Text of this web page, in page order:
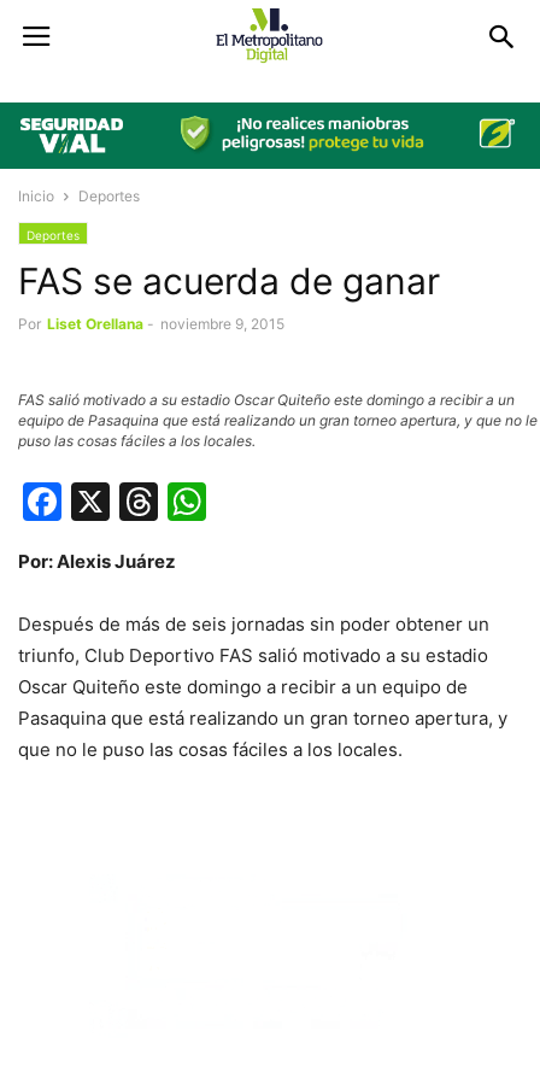
Inicio Deportes
Deportes
FAS se acuerda de ganar
Por Liset Orellana - noviembre 9, 2015
FAS salió motivado a su estadio Oscar Quiteño este domingo a recibir a un
equipo de Pasaquina que está realizando un gran torneo apertura, y que no le
puso las cosas fáciles a los locales.
Facebook
X Threads
Por: Alexis Juárez
Después de más de seis jornadas sin poder obtener un
triunfo, Club Deportivo FAS salió motivado a su estadio
Oscar Quiteño este domingo a recibir a un equipo de
Pasaquina que está realizando un gran torneo apertura, y
que no le puso las cosas fáciles a los locales.